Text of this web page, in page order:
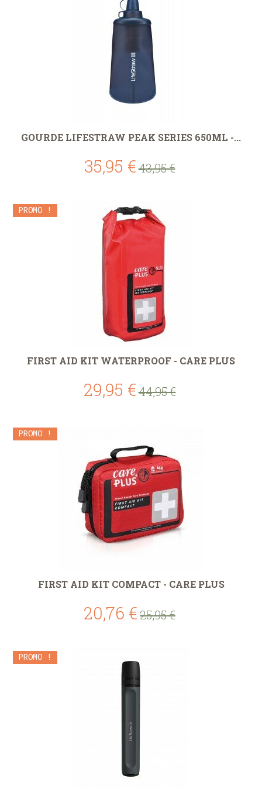
GOURDE LIFESTRAW PEAK SERIES 650ML -...
35,95 €43,95 €
PROMO !
FIRST AID KIT WATERPROOF - CARE PLUS
29,95 €44,95 €
PROMO !
FIRST AID KIT COMPACT - CARE PLUS
20,76 €25,95 €
PROMO !